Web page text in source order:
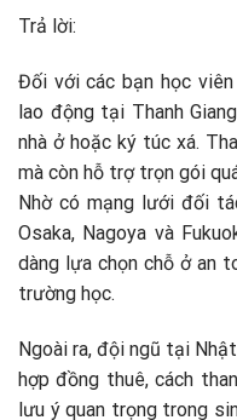
Trả lời:
Đối với các bạn học
lao động tại Thanh
nhà ở hoặc ký túc xá.
mà còn hỗ trợ trọn gói
Nhờ có mạng lưới đối
Osaka, Nagoya và
dàng lựa chọn chỗ ở an
trường học.
Ngoài ra, đội ngũ tại
hợp đồng thuê, cách
lưu ý quan trọng trong